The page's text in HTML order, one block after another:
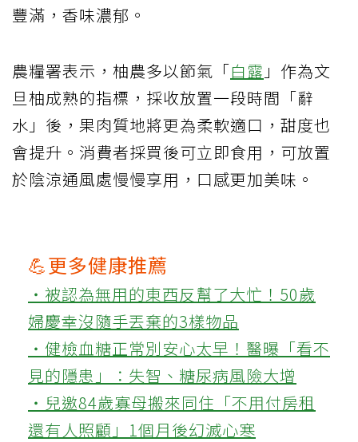
豐滿，香味濃郁。
農糧署表示，柚農多以節氣「白露 」作為文
旦柚成熟的指標，採收放置一段時間「辭
水」後，果肉質地將更為柔軟適口，甜度也
會提升。消費者採買後可立即食用，可放置
於陰涼通風處慢慢享用，口感更加美味。
💪更多健康推薦
‧被認為無用的東西反幫了大忙！50歲
婦慶幸沒隨手丟棄的3樣物品
‧健檢血糖正常別安心太早！醫曝「看不
見的隱患」：失智、糖尿病風險大增
‧兒邀84歲寡母搬來同住「不用付房租
還有人照顧」1個月後幻滅心寒